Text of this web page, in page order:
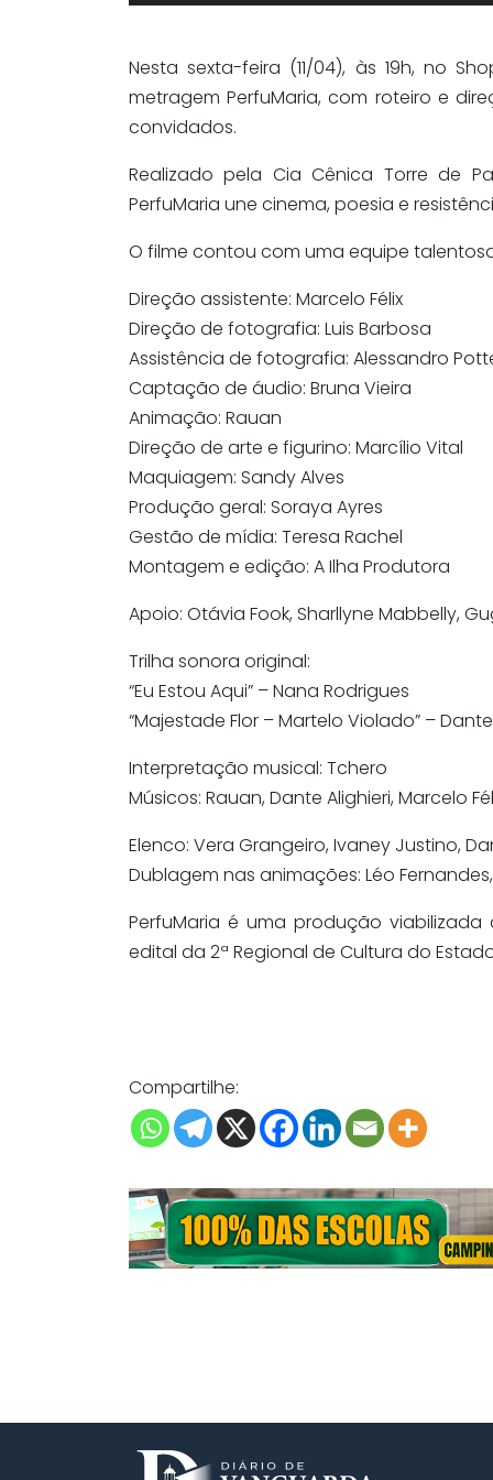
Nesta sexta-feira (11/04), às 19h, no
metragem PerfuMaria, com roteiro e
convidados.
Realizado pela Cia Cênica Torre de
PerfuMaria une cinema, poesia e
O filme contou com uma equipe
Direção assistente: Marcelo Félix
Direção de fotografia: Luis Barbosa
Assistência de fotografia: Alessandro
Captação de áudio: Bruna Vieira
Animação: Rauan
Direção de arte e figurino: Marcílio Vital
Maquiagem: Sandy Alves
Produção geral: Soraya Ayres
Gestão de mídia: Teresa Rachel
Montagem e edição: A Ilha Produtora
Apoio: Otávia Fook, Sharllyne Mabbelly,
Trilha sonora original:
“Eu Estou Aqui” – Nana Rodrigues
“Majestade Flor – Martelo Violado” –
Interpretação musical: Tchero
Músicos: Rauan, Dante Alighieri, Marcelo
Elenco: Vera Grangeiro, Ivaney Justino,
Dublagem nas animações: Léo
PerfuMaria é uma produção
edital da 2ª Regional de Cultura do
Compartilhe: